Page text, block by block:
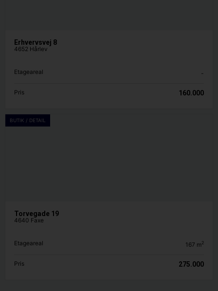
Erhvervsvej 8
4652 Hårlev
Etageareal -
Pris 160.000
BUTIK / DETAIL
Torvegade 19
4640 Faxe
Etageareal 167 m2
Pris 275.000